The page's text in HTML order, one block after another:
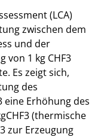
(LCA)
zwischen dem
und der
von 1 kg CHF3
Es zeigt sich,
des
eine Erhöhung des
(thermische
zur Erzeugung